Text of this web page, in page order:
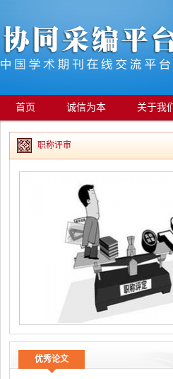
首页 诚信为本 关于我们
职称评审
优秀论文